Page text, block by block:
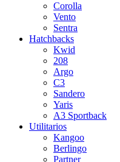
Corolla
Vento
Sentra
Hatchbacks
Kwid
208
Argo
C3
Sandero
Yaris
A3 Sportback
Utilitarios
Kangoo
Berlingo
Partner